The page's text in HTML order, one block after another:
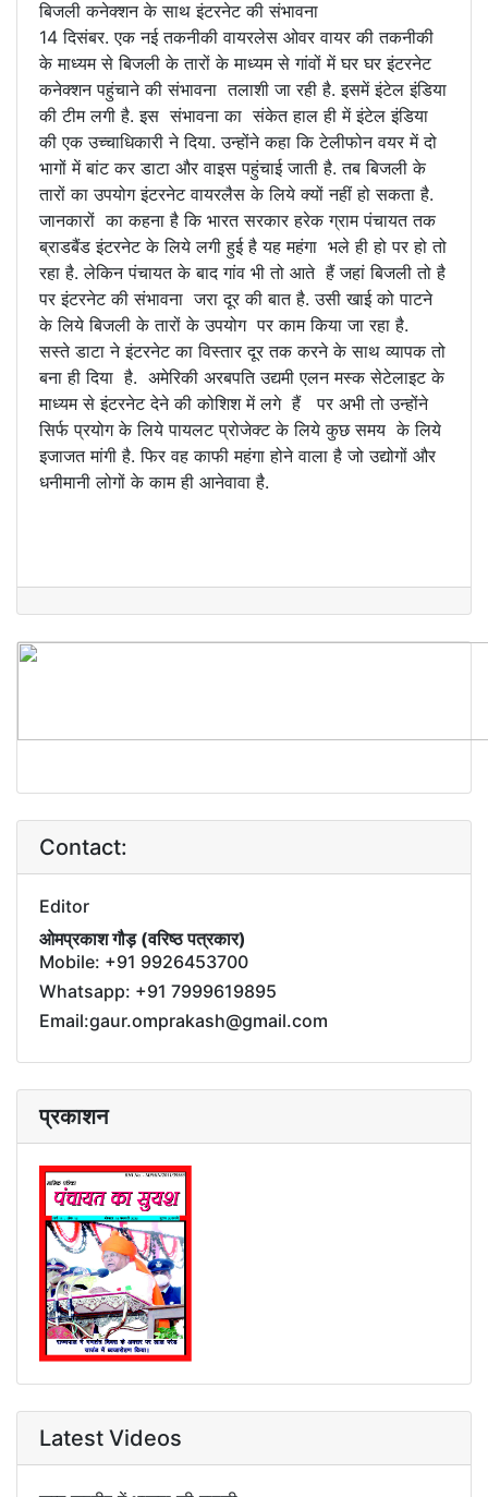
बिजली कनेक्शन के साथ इंटरनेट की संभावना
14 दिसंबर. एक नई तकनीकी वायरलेस ओवर वायर की तकनीकी
के माध्यम से बिजली के तारों के माध्यम से गांवों में घर घर इंटरनेट
कनेक्शन पहुंचाने की संभावना तलाशी जा रही है. इसमें इंटेल इंडिया
की टीम लगी है. इस संभावना का संकेत हाल ही में इंटेल इंडिया
की एक उच्चाधिकारी ने दिया. उन्होंने कहा कि टेलीफोन वयर में दो
भागों में बांट कर डाटा और वाइस पहुंचाई जाती है. तब बिजली के
तारों का उपयोग इंटरनेट वायरलैस के लिये क्यों नहीं हो सकता है.
जानकारों का कहना है कि भारत सरकार हरेक ग्राम पंचायत तक
ब्राडबैंड इंटरनेट के लिये लगी हुई है यह महंगा भले ही हो पर हो तो
रहा है. लेकिन पंचायत के बाद गांव भी तो आते हैं जहां बिजली तो है
पर इंटरनेट की संभावना जरा दूर की बात है. उसी खाई को पाटने
के लिये बिजली के तारों के उपयोग पर काम किया जा रहा है.
सस्ते डाटा ने इंटरनेट का विस्तार दूर तक करने के साथ व्यापक तो
बना ही दिया है. अमेरिकी अरबपति उद्यमी एलन मस्क सेटेलाइट के
माध्यम से इंटरनेट देने की कोशिश में लगे हैं पर अभी तो उन्होंने
सिर्फ प्रयोग के लिये पायलट प्रोजेक्ट के लिये कुछ समय के लिये
इजाजत मांगी है. फिर वह काफी महंगा होने वाला है जो उद्योगों और
धनीमानी लोगों के काम ही आनेवावा है.
Contact:
Editor
ओमप्रकाश गौड़ (वरिष्ठ पत्रकार)
Mobile: +91 9926453700
Whatsapp: +91 7999619895
Email:gaur.omprakash@gmail.com
प्रकाशन
Latest Videos